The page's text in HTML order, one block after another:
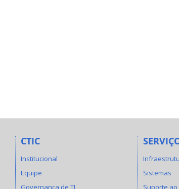
CTIC
Institucional
Equipe
Governança de TI
Sistemas
Suporte